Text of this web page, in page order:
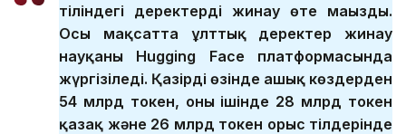
тіліндегі деректерді жинау өте маңызды.
Осы мақсатта ұлттық деректер жинау
науқаны Hugging Face платформасында
жүргізіледі. Қазірдің өзінде ашық көздерден
54 млрд токен, оның ішінде 28 млрд токен
қазақ және 26 млрд токен орыс тілдерінде